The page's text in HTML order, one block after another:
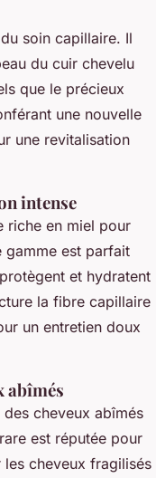
soin capillaire. Il
du cuir chevelu
que le précieux
une nouvelle
une revitalisation
intense
riche en miel pour
gamme est parfait
et hydratent
la fibre capillaire
un entretien doux
abîmés
cheveux abîmés
est réputée pour
cheveux fragilisés